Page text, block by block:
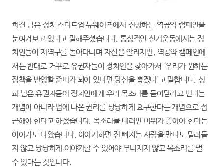
희진 님은 정치 스타트업 뉴웨이즈에서 진행하는 역공약 캠페인을
눈여겨보고 있다고 말해주셨습니다. 통상적인 선거운동에서는 정
치인들이 지역구를 돌아다니며 자신을 알리지만, 역공약 캠페인에
서는 반대로 거꾸로 유권자들이 정치인을 찾아가서 ‘우리가 원하는
정책을 반영할 준비가 되어 있다면 당신을 뽑겠다'고 말합니다. 성
희 님은 유권자들이 정치인에게 우리 목소리를 들어달라고 빈다는
개념이 아니라 법에 나온 권리를 당당하게 요구한다는 개념으로 접
근해야 한다고 하셨습니다. 목소리를 내려면 비위가 좋아야 한다는
이야기도 나왔습니다. 이야기하면 진 빠지는 사람을 만나도 말려들
지 않고 당당하게 이야기할 수 있어야 무너지지 않고 목소리를 낼
수 있다는 것입니다.